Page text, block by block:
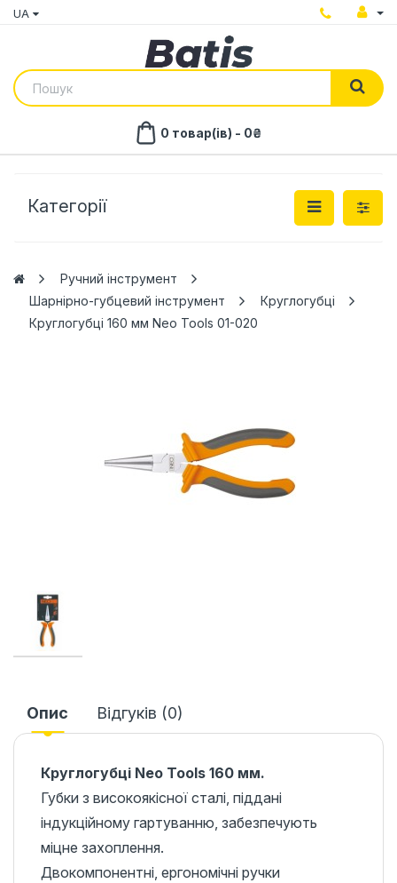
UA
0 товар(ів) - 0₴
Категорії
Ручний інструмент
Шарнірно-губцевий інструмент
Круглогубці
Круглогубці 160 мм Neo Tools 01-020
Опис Відгуків (0)
Круглогубці Neo Tools 160 мм.
Губки з високоякісної сталі, піддані
індукційному гартуванню, забезпечують
міцне захоплення.
Двокомпонентні, ергономічні ручки